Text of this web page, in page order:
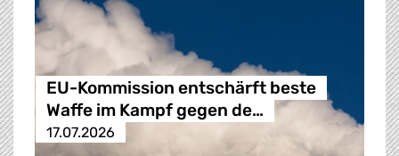
EU-Kommission entschärft beste
Waffe im Kampf gegen de…
17.07.2026